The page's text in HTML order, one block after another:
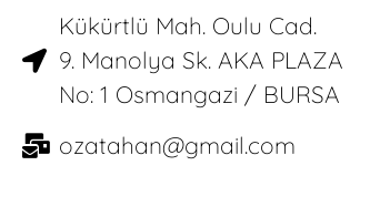
Kükürtlü Mah. Oulu Cad.
9. Manolya Sk. AKA PLAZA
No: 1 Osmangazi / BURSA
ozatahan@gmail.com